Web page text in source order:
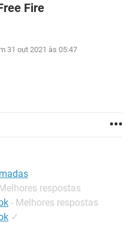
GMAIL
WHATSAPP
EXCEL
Fire
31 out 2021 às 05:47
respostas
- Melhores respostas
✓